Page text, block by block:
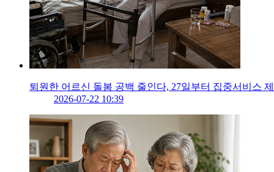
퇴원한 어르신 돌봄 공백 줄인다, 27일부터 집중서비스
2026-07-22 10:39